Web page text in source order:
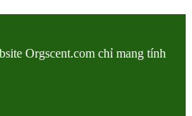
Orgscent.com chỉ mang tính